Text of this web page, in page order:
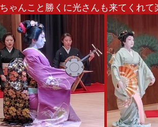
ゃんこと勝くに光さんも来てくれて